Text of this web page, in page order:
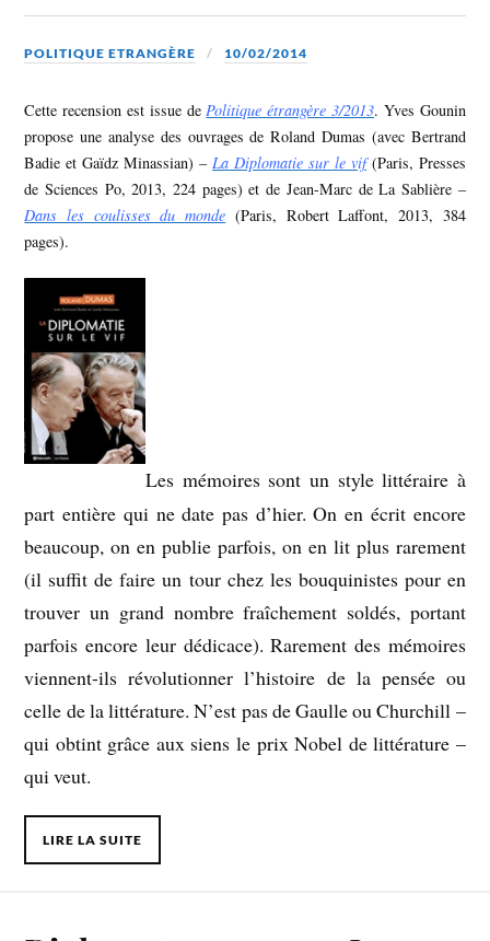
POLITIQUE ETRANGÈRE 10/02/2014
Cette recension est issue de Politique étrangère 3/2013. Yves Gounin
propose une analyse des ouvrages de Roland Dumas (avec Bertrand
Badie et Gaïdz Minassian) – La Diplomatie sur le vif(Paris, Presses
de Sciences Po, 2013, 224 pages) et de Jean-Marc de La Sablière –
Dans les coulisses du monde (Paris, Robert Laffont, 2013, 384
pages).
Les mémoires sont un style littéraire à
part entière qui ne date pas d’hier. On en écrit encore
beaucoup, on en publie parfois, on en lit plus rarement
(il suffit de faire un tour chez les bouquinistes pour en
trouver un grand nombre fraîchement soldés, portant
parfois encore leur dédicace). Rarement des mémoires
viennent-ils révolutionner l’histoire de la pensée ou
celle de la littérature. N’est pas de Gaulle ou Churchill –
qui obtint grâce aux siens le prix Nobel de littérature –
qui veut.
LIRE LA SUITE